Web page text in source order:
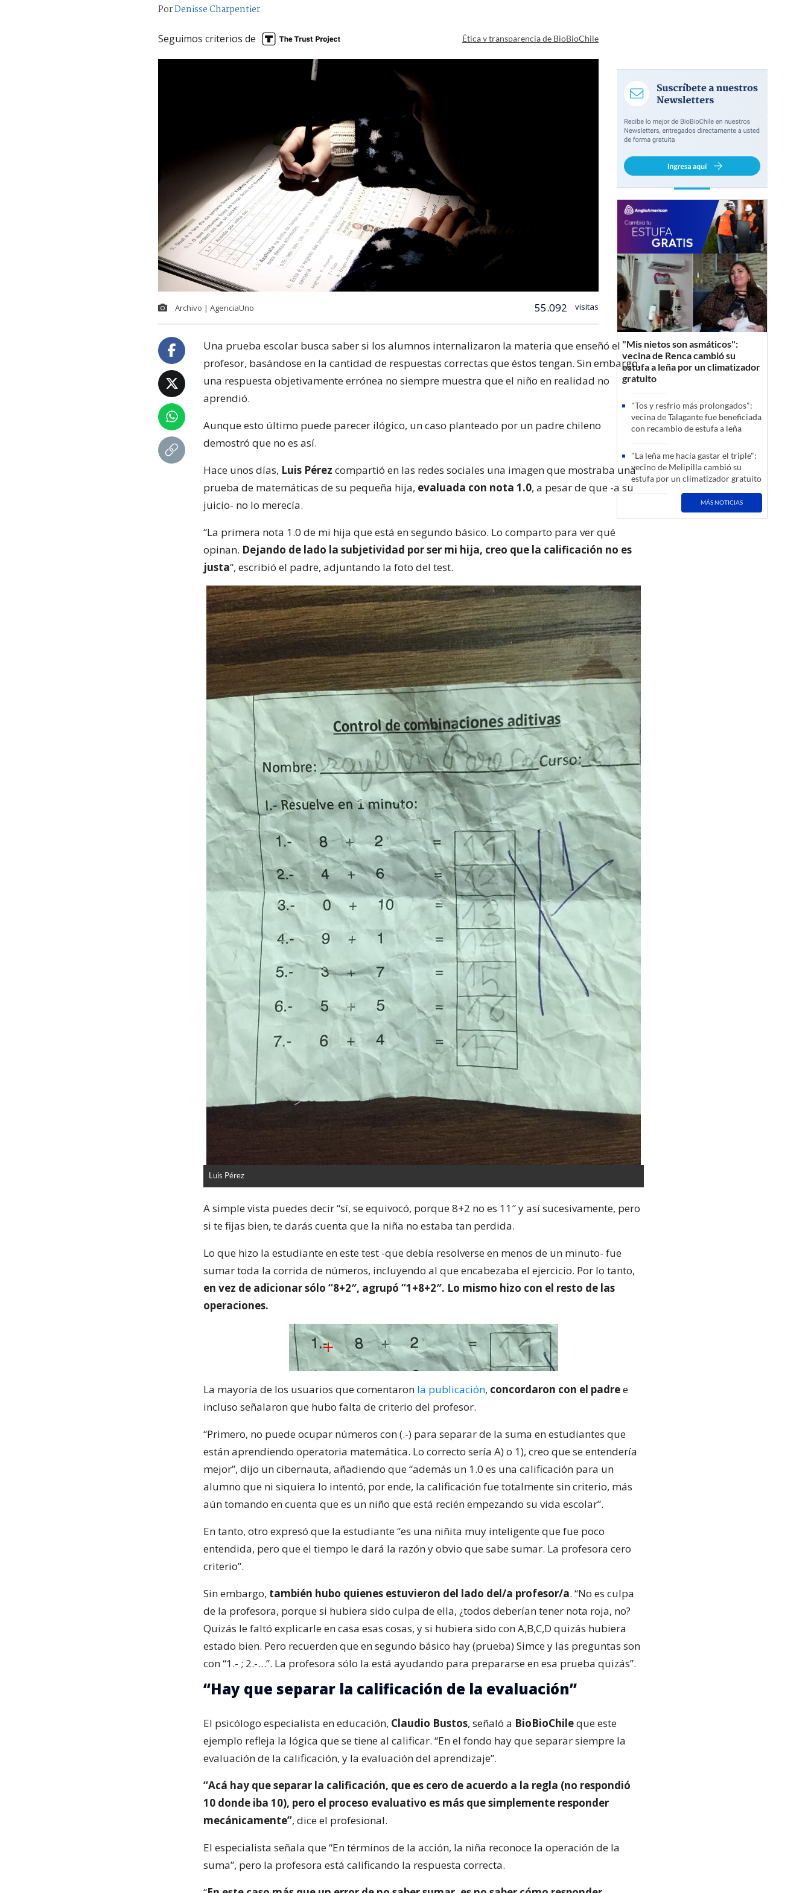
PorDenisse Charpentier
Seguimos criterios de Ética y transparencia de BioBioChile
Archivo | AgenciaUno 55.092 visitas
Una prueba escolar busca saber si los alumnos internalizaron la materia que enseñó el
profesor, basándose en la cantidad de respuestas correctas que éstos tengan. Sin embargo,
una respuesta objetivamente errónea no siempre muestra que el niño en realidad no
aprendió.
Aunque esto último puede parecer ilógico, un caso planteado por un padre chileno
demostró que no es así.
Hace unos días, Luis Pérez compartió en las redes sociales una imagen que mostraba una
prueba de matemáticas de su pequeña hija, evaluada con nota 1.0, a pesar de que -a su
juicio- no lo merecía.
“La primera nota 1.0 de mi hija que está en segundo básico. Lo comparto para ver qué
opinan. Dejando de lado la subjetividad por ser mi hija, creo que la calificación no es
justa“, escribió el padre, adjuntando la foto del test.
Luis Pérez
A simple vista puedes decir “sí, se equivocó, porque 8+2 no es 11″ y así sucesivamente, pero
si te fijas bien, te darás cuenta que la niña no estaba tan perdida.
Lo que hizo la estudiante en este test -que debía resolverse en menos de un minuto- fue
sumar toda la corrida de números, incluyendo al que encabezaba el ejercicio. Por lo tanto,
en vez de adicionar sólo “8+2″, agrupó “1+8+2″. Lo mismo hizo con el resto de las
operaciones.
La mayoría de los usuarios que comentaron la publicación, concordaron con el padree
incluso señalaron que hubo falta de criterio del profesor.
“Primero, no puede ocupar números con (.-) para separar de la suma en estudiantes que
están aprendiendo operatoria matemática. Lo correcto sería A) o 1), creo que se entendería
mejor”, dijo un cibernauta, añadiendo que “además un 1.0 es una calificación para un
alumno que ni siquiera lo intentó, por ende, la calificación fue totalmente sin criterio, más
aún tomando en cuenta que es un niño que está recién empezando su vida escolar”.
En tanto, otro expresó que la estudiante “es una niñita muy inteligente que fue poco
entendida, pero que el tiempo le dará la razón y obvio que sabe sumar. La profesora cero
criterio”.
Sin embargo, también hubo quienes estuvieron del lado del/a profesor/a. “No es culpa
de la profesora, porque si hubiera sido culpa de ella, ¿todos deberían tener nota roja, no?
Quizás le faltó explicarle en casa esas cosas, y si hubiera sido con A,B,C,D quizás hubiera
estado bien. Pero recuerden que en segundo básico hay (prueba) Simce y las preguntas son
con “1.- ; 2.-…”. La profesora sólo la está ayudando para prepararse en esa prueba quizás”.
“Hay que separar la calificación de la evaluación”
El psicólogo especialista en educación, Claudio Bustos, señaló a BioBioChileque este
ejemplo refleja la lógica que se tiene al calificar. “En el fondo hay que separar siempre la
evaluación de la calificación, y la evaluación del aprendizaje”.
“Acá hay que separar la calificación, que es cero de acuerdo a la regla (no respondió
10 donde iba 10), pero el proceso evaluativo es más que simplemente responder
mecánicamente”, dice el profesional.
El especialista señala que “En términos de la acción, la niña reconoce la operación de la
suma”, pero la profesora está calificando la respuesta correcta.
"Mis nietos son asmáticos":
vecina de Renca cambió su
estufa a leña por un climatizador
gratuito
"Tos y resfrío más prolongados":
vecina de Talagante fue beneficiada
con recambio de estufa a leña
"La leña me hacía gastar el triple":
vecino de Melipilla cambió su
estufa por un climatizador gratuito
MÁS NOTICIAS